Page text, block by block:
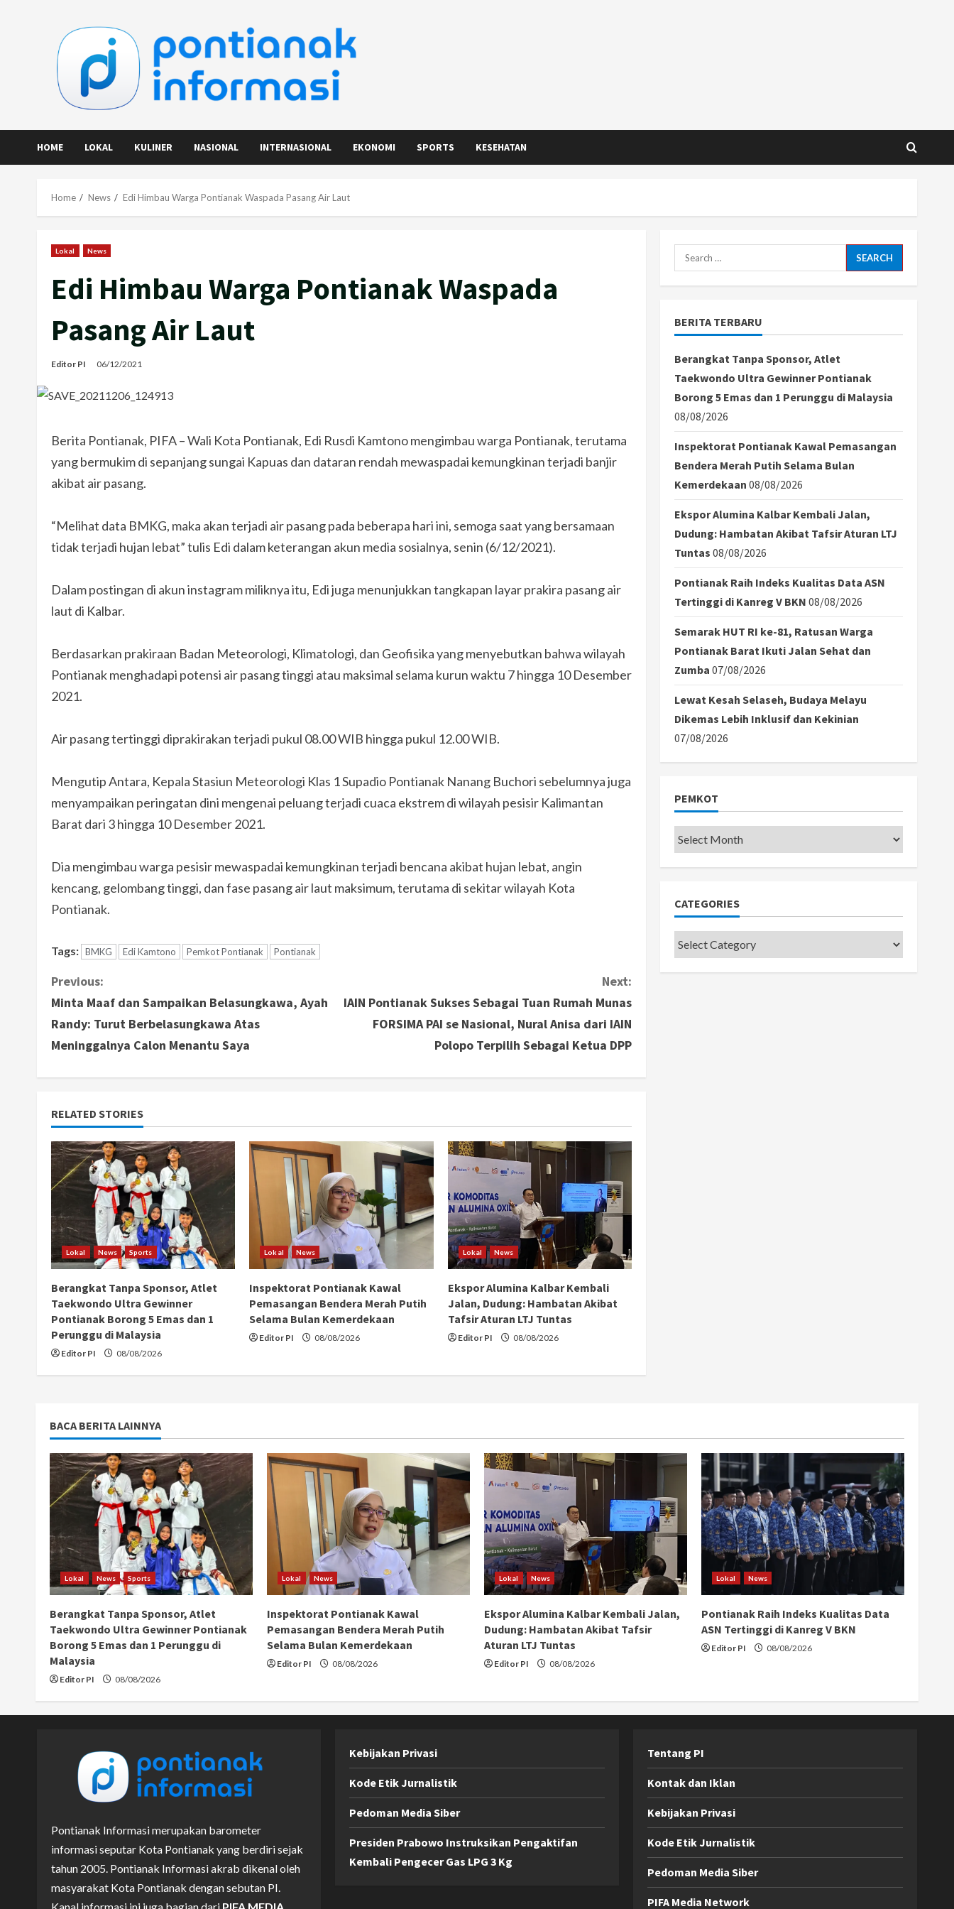
HOME LOKAL KULINER NASIONAL INTERNASIONAL EKONOMI SPORTS KESEHATAN
Home News Edi Himbau Warga Pontianak Waspada Pasang Air Laut
Lokal News
Edi Himbau Warga Pontianak Waspada
Pasang Air Laut
Editor PI 06/12/2021
Berita Pontianak, PIFA – Wali Kota Pontianak, Edi Rusdi Kamtono mengimbau warga Pontianak, terutama
yang bermukim di sepanjang sungai Kapuas dan dataran rendah mewaspadai kemungkinan terjadi banjir
akibat air pasang.
“Melihat data BMKG, maka akan terjadi air pasang pada beberapa hari ini, semoga saat yang bersamaan
tidak terjadi hujan lebat” tulis Edi dalam keterangan akun media sosialnya, senin (6/12/2021).
Dalam postingan di akun instagram miliknya itu, Edi juga menunjukkan tangkapan layar prakira pasang air
laut di Kalbar.
Berdasarkan prakiraan Badan Meteorologi, Klimatologi, dan Geofisika yang menyebutkan bahwa wilayah
Pontianak menghadapi potensi air pasang tinggi atau maksimal selama kurun waktu 7 hingga 10 Desember
2021.
Air pasang tertinggi diprakirakan terjadi pukul 08.00 WIB hingga pukul 12.00 WIB.
Mengutip Antara, Kepala Stasiun Meteorologi Klas 1 Supadio Pontianak Nanang Buchori sebelumnya juga
menyampaikan peringatan dini mengenai peluang terjadi cuaca ekstrem di wilayah pesisir Kalimantan
Barat dari 3 hingga 10 Desember 2021.
Dia mengimbau warga pesisir mewaspadai kemungkinan terjadi bencana akibat hujan lebat, angin
kencang, gelombang tinggi, dan fase pasang air laut maksimum, terutama di sekitar wilayah Kota
Pontianak.
Tags: BMKG Edi Kamtono Pemkot Pontianak Pontianak
C
o
n
t
i
n
u
e
R
e
a
d
i
n
Previous:
Minta Maaf dan Sampaikan Belasungkawa, Ayah
Randy: Turut Berbelasungkawa Atas
Meninggalnya Calon Menantu Saya
Next:
IAIN Pontianak Sukses Sebagai Tuan Rumah Munas
FORSIMA PAI se Nasional, Nural Anisa dari IAIN
Polopo Terpilih Sebagai Ketua DPP
RELATED STORIES
Lokal News Sports
Berangkat Tanpa Sponsor, Atlet
Taekwondo Ultra Gewinner
Pontianak Borong 5 Emas dan 1
Perunggu di Malaysia
Editor PI 08/08/2026
Lokal News
Inspektorat Pontianak Kawal
Pemasangan Bendera Merah Putih
Selama Bulan Kemerdekaan
Editor PI 08/08/2026
Lokal News
Ekspor Alumina Kalbar Kembali
Jalan, Dudung: Hambatan Akibat
Tafsir Aturan LTJ Tuntas
Editor PI 08/08/2026
Search
for:
BERITA TERBARU
Berangkat Tanpa Sponsor, Atlet
Taekwondo Ultra Gewinner Pontianak
Borong 5 Emas dan 1 Perunggu di Malaysia
08/08/2026
Inspektorat Pontianak Kawal Pemasangan
Bendera Merah Putih Selama Bulan
Kemerdekaan 08/08/2026
Ekspor Alumina Kalbar Kembali Jalan,
Dudung: Hambatan Akibat Tafsir Aturan LTJ
Tuntas 08/08/2026
Pontianak Raih Indeks Kualitas Data ASN
Tertinggi di Kanreg V BKN 08/08/2026
Semarak HUT RI ke-81, Ratusan Warga
Pontianak Barat Ikuti Jalan Sehat dan
Zumba 07/08/2026
Lewat Kesah Selaseh, Budaya Melayu
Dikemas Lebih Inklusif dan Kekinian
07/08/2026
PEMKOT
Pemkot
CATEGORIES
Categories
BACA BERITA LAINNYA
Lokal News Sports
Berangkat Tanpa Sponsor, Atlet
Taekwondo Ultra Gewinner Pontianak
Borong 5 Emas dan 1 Perunggu di
Malaysia
Editor PI 08/08/2026
Lokal News
Inspektorat Pontianak Kawal
Pemasangan Bendera Merah Putih
Selama Bulan Kemerdekaan
Editor PI 08/08/2026
Lokal News
Ekspor Alumina Kalbar Kembali Jalan,
Dudung: Hambatan Akibat Tafsir
Aturan LTJ Tuntas
Editor PI 08/08/2026
Lokal News
Pontianak Raih Indeks Kualitas Data
ASN Tertinggi di Kanreg V BKN
Editor PI 08/08/2026
Pontianak Informasi merupakan barometer
informasi seputar Kota Pontianak yang berdiri sejak
tahun 2005. Pontianak Informasi akrab dikenal oleh
masyarakat Kota Pontianak dengan sebutan PI.
Kebijakan Privasi
Kode Etik Jurnalistik
Pedoman Media Siber
Presiden Prabowo Instruksikan Pengaktifan
Kembali Pengecer Gas LPG 3 Kg
Tentang PI
Kontak dan Iklan
Kebijakan Privasi
Kode Etik Jurnalistik
Pedoman Media Siber
PIFA Media Network